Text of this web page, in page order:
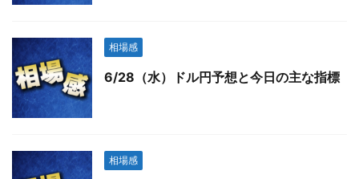
相場感
6/28（水）ドル円予想と今日の主な指標
相場感